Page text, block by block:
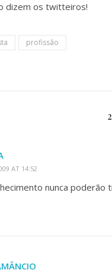
dizem os twitteiros!
profissão
AT 14:52
nunca poderão